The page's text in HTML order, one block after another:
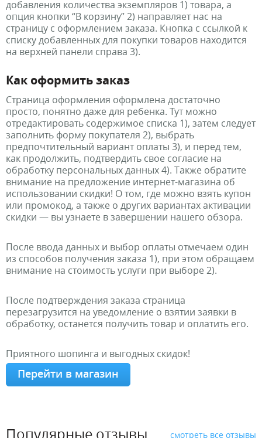
добавления количества экземпляров 1) товара, а
опция кнопки “В корзину” 2) направляет нас на
страницу с оформлением заказа. Кнопка с ссылкой к
списку добавленных для покупки товаров находится
на верхней панели справа 3).
Как оформить заказ
Страница оформления оформлена достаточно
просто, понятно даже для ребенка. Тут можно
отредактировать содержимое списка 1), затем следует
заполнить форму покупателя 2), выбрать
предпочтительный вариант оплаты 3), и перед тем,
как продолжить, подтвердить свое согласие на
обработку персональных данных 4). Также обратите
внимание на предложение интернет-магазина об
использовании скидки! О том, где можно взять купон
или промокод, а также о других вариантах активации
скидки — вы узнаете в завершении нашего обзора.
После ввода данных и выбор оплаты отмечаем один
из способов получения заказа 1), при этом обращаем
внимание на стоимость услуги при выборе 2).
После подтверждения заказа страница
перезагрузится на уведомление о взятии заявки в
обработку, останется получить товар и оплатить его.
Приятного шопинга и выгодных скидок!
Перейти в магазин
Популярные отзывы смотреть все отзывы